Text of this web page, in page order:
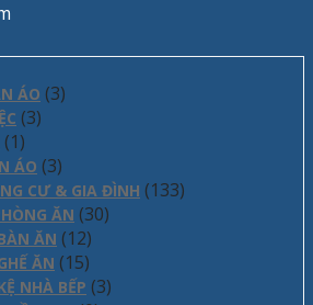
ÁO (3)
(3)
(1)
ÁO (3)
CƯ & GIA ĐÌNH (133)
ĂN (30)
ĂN (12)
ĂN (15)
NHÀ BẾP (3)